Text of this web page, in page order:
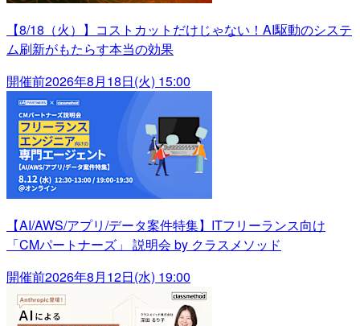
【8/18（火）】コストカットだけじゃない！AI駆動のシステ
ム刷新がもたらす本当の効果
開催前2026年8月18日(火) 15:00
【AI/AWS/アプリ/データ案件特集】ITフリーランス向け
「CMパートナーズ」 説明会 by クラスメソッド
開催前2026年8月12日(水) 19:00